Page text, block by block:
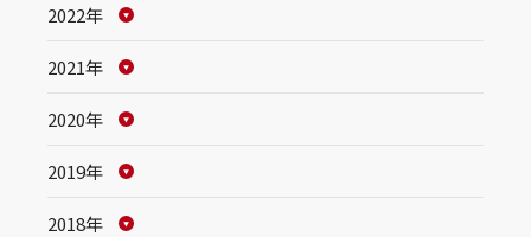
2022年
2021年
2020年
2019年
2018年